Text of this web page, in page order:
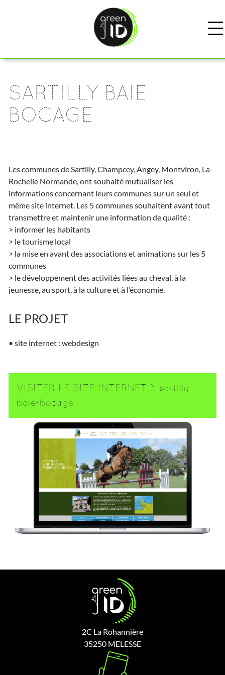
SARTILLY BAIE
BOCAGE
Les communes de Sartilly, Champcey, Angey, Montviron, La
Rochelle Normande, ont souhaité mutualiser les
informations concernant leurs communes sur un seul et
même site internet. Les 5 communes souhaitent avant tout
transmettre et maintenir une information de qualité :
> informer les habitants
> le tourisme local
> la mise en avant des associations et animations sur les 5
communes
> le développement des activités liées au cheval, à la
jeunesse, au sport, à la culture et à l’économie.
LE PROJET
• site internet : webdesign
VISITER LE SITE INTERNET > sartilly-
baie-bocage
2C La Rohannière
35250 MELESSE